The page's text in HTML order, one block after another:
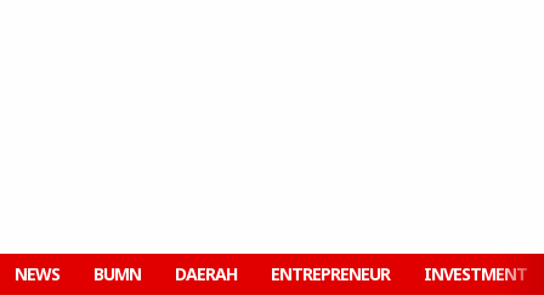
NEWS BUMN DAERAH ENTREPRENEUR INVESTMENT